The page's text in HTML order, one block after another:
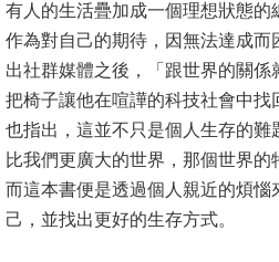
facebook
有人的生活疊加成一個理想狀態的
作為對自己的期待，因無法達成而
出社群媒體之後，「跟世界的關係
把椅子讓他在喧譁的科技社會中找
也指出，這並不只是個人生存的難
比我們更廣大的世界，那個世界的
而這本書便是透過個人親近的煩惱
己，並找出更好的生存方式。